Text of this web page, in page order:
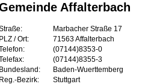
Affalterbach
Marbacher Straße 17
PLZ / Ort:
71563 Affalterbach
(07144)8353-0
(07144)8355-3
Bundesland:
Baden-Wuerttemberg
Reg.-Bezirk:
Stuttgart